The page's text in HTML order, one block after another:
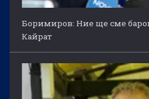
Боримиров: Ние ще сме
Кайрат